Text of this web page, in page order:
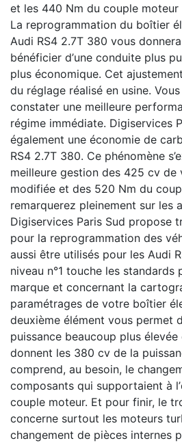
et les 440 Nm du couple
La reprogrammation du boîtier
Audi RS4 2.7T 380 vous
bénéficier d’une conduite plus
plus économique. Cet
du réglage réalisé en usine.
constater une meilleure
régime immédiate. Digiservices
également une économie de
RS4 2.7T 380. Ce phénomène
meilleure gestion des 425 cv de
modifiée et des 520 Nm du
remarquerez pleinement sur les
Digiservices Paris Sud propose
pour la reprogrammation des
aussi être utilisés pour les Audi
niveau n°1 touche les standards
marque et concernant la
paramétrages de votre boîtier
deuxième élément vous permet
puissance beaucoup plus
donnent les 380 cv de la
comprend, au besoin, le
composants qui supportaient à
couple moteur. Et pour finir, le
concerne surtout les moteurs
changement de pièces internes